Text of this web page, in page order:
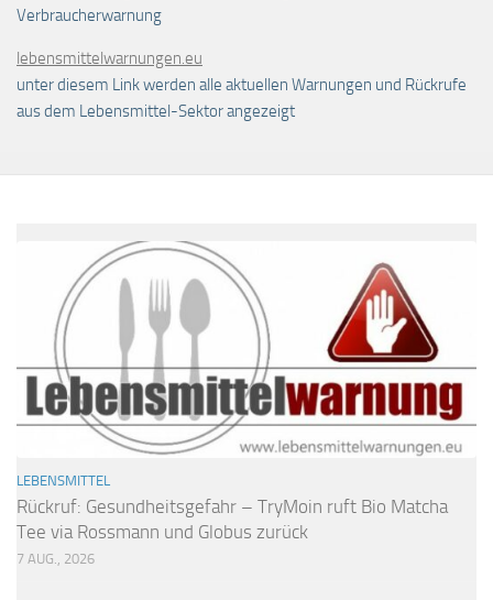
Verbraucherwarnung
lebensmittelwarnungen.eu
unter diesem Link werden alle aktuellen Warnungen und Rückrufe
aus dem Lebensmittel-Sektor angezeigt
LEBENSMITTEL
Rückruf: Gesundheitsgefahr – TryMoin ruft Bio Matcha
Tee via Rossmann und Globus zurück
7 AUG., 2026